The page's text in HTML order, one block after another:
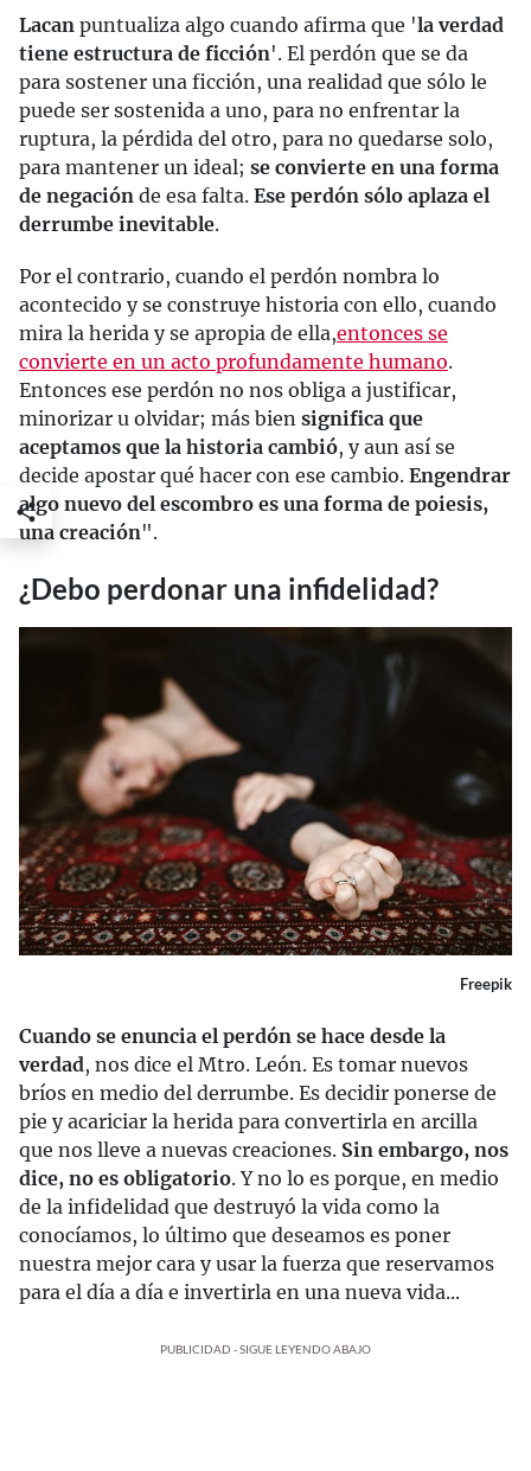
Lacan puntualiza algo cuando afirma que 'la verdad
tiene estructura de ficción'. El perdón que se da
para sostener una ficción, una realidad que sólo le
puede ser sostenida a uno, para no enfrentar la
ruptura, la pérdida del otro, para no quedarse solo,
para mantener un ideal; se convierte en una forma
de negación de esa falta. Ese perdón sólo aplaza el
derrumbe inevitable.
Por el contrario, cuando el perdón nombra lo
acontecido y se construye historia con ello, cuando
mira la herida y se apropia de ella,entonces se
convierte en un acto profundamente humano.
Entonces ese perdón no nos obliga a justificar,
minorizar u olvidar; más bien significa que
aceptamos que la historia cambió, y aun así se
decide apostar qué hacer con ese cambio. Engendrar
algo nuevo del escombro es una forma de poiesis,
una creación".
¿Debo perdonar una infidelidad?
Freepik
Cuando se enuncia el perdón se hace desde la
verdad, nos dice el Mtro. León. Es tomar nuevos
bríos en medio del derrumbe. Es decidir ponerse de
pie y acariciar la herida para convertirla en arcilla
que nos lleve a nuevas creaciones. Sin embargo, nos
dice, no es obligatorio. Y no lo es porque, en medio
de la infidelidad que destruyó la vida como la
conocíamos, lo último que deseamos es poner
nuestra mejor cara y usar la fuerza que reservamos
para el día a día e invertirla en una nueva vida...
PUBLICIDAD - SIGUE LEYENDO ABAJO